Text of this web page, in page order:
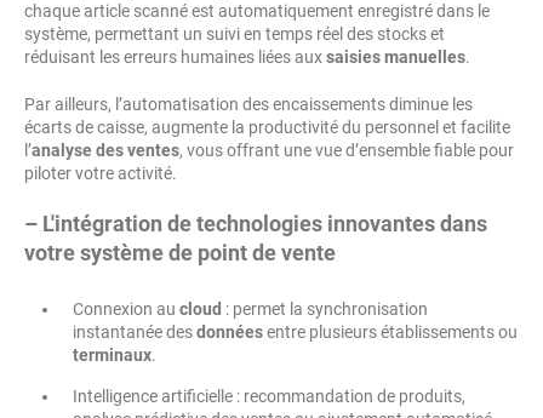
chaque article scanné est automatiquement enregistré dans le
système, permettant un suivi en temps réel des stocks et
réduisant les erreurs humaines liées auxsaisies manuelles.
Par ailleurs, l’automatisation des encaissements diminue les
écarts de caisse, augmente la productivité du personnel et facilite
l’analyse des ventes, vous offrant une vue d’ensemble fiable pour
piloter votre activité.
– L'intégration de technologies innovantes dans
votre système de point de vente
Connexion au cloud : permet la synchronisation
instantanée desdonnéesentre plusieurs établissements ou
terminaux.
Intelligence artificielle : recommandation de produits,